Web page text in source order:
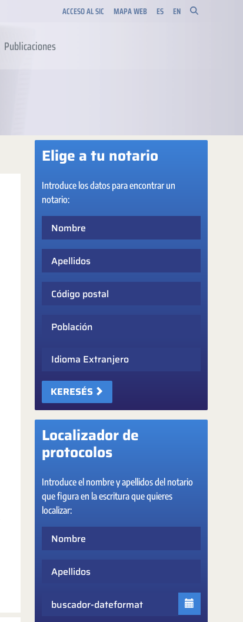
ACCESO AL SIC MAPA WEB ES EN
Publicaciones
Elige a tu notario
Introduce los datos para encontrar un
notario:
Idioma Extranjero
KERESÉS
Localizador de
protocolos
Introduce el nombre y apellidos del notario
que figura en la escritura que quieres
localizar: